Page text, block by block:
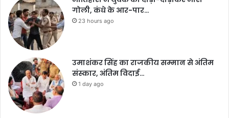
गोली, कंधे के आर-पार…
23 hours ago
उमाशंकर सिंह का राजकीय सम्मान से अंतिम
संस्कार, अंतिम विदाई…
1 day ago